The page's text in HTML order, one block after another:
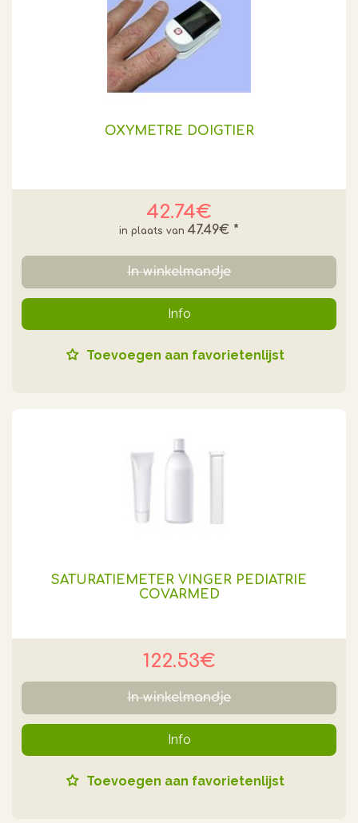
OXYMETRE DOIGTIER
42.74€
47.49€ *
In winkelmandje
Info
Toevoegen aan favorietenlijst
SATURATIEMETER VINGER PEDIATRIE
COVARMED
122.53€
In winkelmandje
Info
Toevoegen aan favorietenlijst